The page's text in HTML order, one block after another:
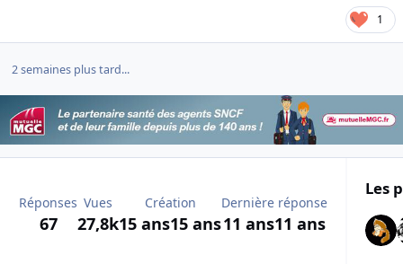
1
2 semaines plus tard...
Réponses
67
Vues
27,8k
Création
15 ans15 ans
Dernière réponse
11 ans11 ans
Les